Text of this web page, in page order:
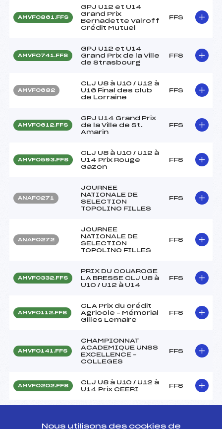
AMVF0861.FFS
GPJ U12 et U14
Grand Prix
Bernadette Valroff
Crédit Mutuel
FFS
AMVF0741.FFS
GPJ U12 et U14
Grand Prix de la Ville
de Strasbourg
FFS
AMVF0682
CLJ U8 à U10 / U12 à
U16 Final des club
de Lorraine
FFS
AMVF0612.FFS
GPJ U14 Grand Prix
de la Ville de St.
Amarin
FFS
AMVF0593.FFS
CLJ U8 à U10 / U12 à
U14 Prix Rouge
Gazon
FFS
ANAF0271
JOURNEE
NATIONALE DE
SELECTION
TOPOLINO FILLES
FFS
ANAF0272
JOURNEE
NATIONALE DE
SELECTION
TOPOLINO FILLES
FFS
AMVF0332.FFS
PRIX DU COUAROGE
LA BRESSE CLJ U8 à
U10 / U12 à U14
FFS
AMVF0112.FFS
CLA Prix du crédit
Agricole – Mémorial
Gilles Lemaire
FFS
AMVF0141.FFS
CHAMPIONNAT
ACADEMIQUE UNSS
EXCELLENCE –
COLLEGES
FFS
AMVF0202.FFS
CLJ U8 à U10 / U12 à
U14 Prix CEERI
FFS
Nous utilisons des cookies de